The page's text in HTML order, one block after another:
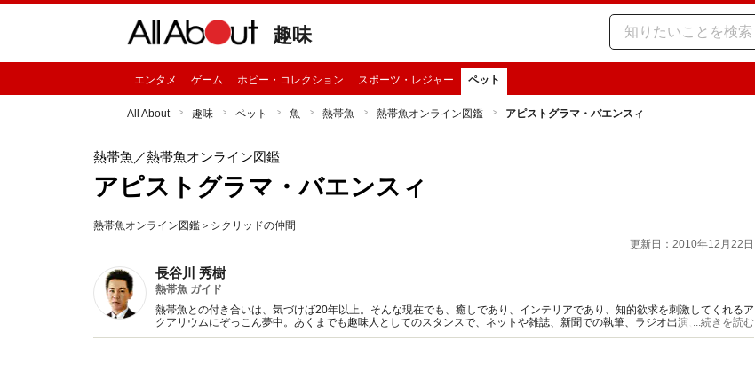
趣味
エンタメ ゲーム ホビー・コレクション スポーツ・レジャー ペット
All About 趣味 ペット 魚 熱帯魚 熱帯魚オンライン図鑑 アピストグラマ・バエンスィ
熱帯魚 ／熱帯魚オンライン図鑑
アピストグラマ・バエンスィ
熱帯魚オンライン図鑑＞シクリッドの仲間
更新日：2010年12月22日
長谷川 秀樹
熱帯魚 ガイド
熱帯魚との付き合いは、気づけば20年以上。そんな現在でも、癒しであり、インテリアであり、知的欲求を刺激してくれるア
クアリウムにぞっこん夢中。あくまでも趣味人としてのスタンスで、ネットや雑誌、新聞での執筆、ラジオ出演、熱帯魚の撮
影などをこなす。直近では、熱帯魚映像図鑑（DVD）の監修解説を行なう。
...続きを読む